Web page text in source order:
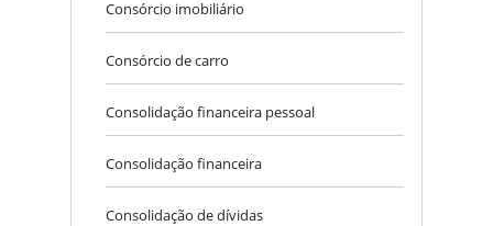
Consórcio imobiliário
Consórcio de carro
Consolidação financeira pessoal
Consolidação financeira
Consolidação de dívidas